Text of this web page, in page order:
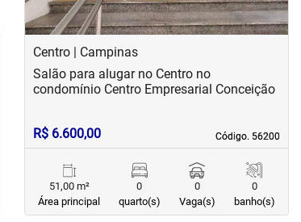
Centro | Campinas
Código. 56200
Código. 56200
Salão para alugar no Centro no
condomínio Centro Empresarial Conceição
R$ 6.600,00
51,00 m²
Área principal
0
quarto(s)
0
Vaga(s)
0
banho(s)